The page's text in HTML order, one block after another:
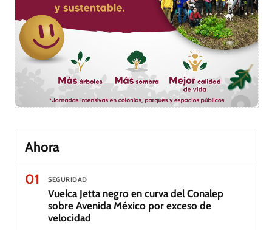
Ahora
01
SEGURIDAD
Vuelca Jetta negro en curva del Conalep
sobre Avenida México por exceso de
velocidad